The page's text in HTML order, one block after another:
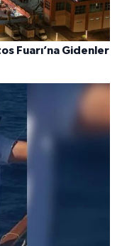
Fuarı’na Gidenler